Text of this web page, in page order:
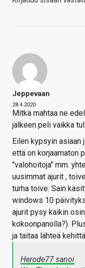
Jeppevaan
28.4.2020
Mitkä mahtaa ne
jälkeen peli vaikka
Eilen kypsyin asiaan
että on korjaamaton
"valohoitoja" mm.
uusimmat ajurit ,
turha toive. Sain
windows 10
ajurit pysy kaikin
kokoonpanolla?).
ja taitaa lähteä
Herode77 sanoi